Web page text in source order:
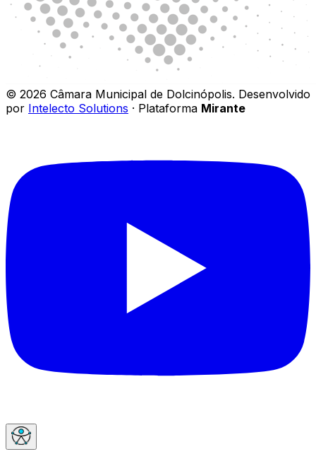
© 2026 Câmara Municipal de Dolcinópolis. Desenvolvido
por Intelecto Solutions · Plataforma Mirante